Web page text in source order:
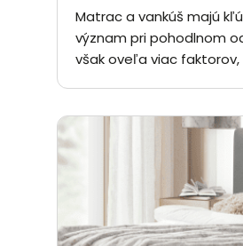
Matrac a vankúš majú
význam pri pohodlnom
však oveľa viac faktorov,